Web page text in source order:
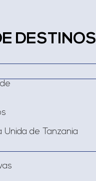
DESTINOS
Unida de Tanzania